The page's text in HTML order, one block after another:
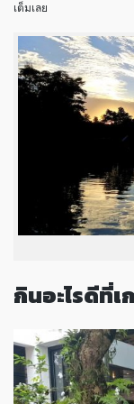
เต็มเลย
กินอะไรดีที่เ